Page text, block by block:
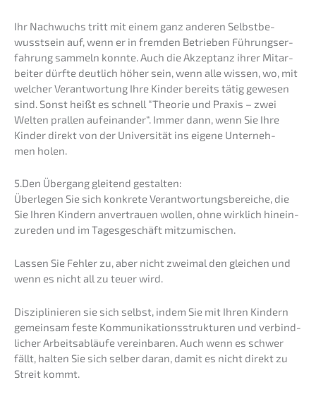
Ihr Nachwuchs tritt mit einem ganz anderen Selbst­be­
wusst­sein auf, wenn er in fremden Betrie­ben Führungs­er­
fah­rung sammeln konnte. Auch die Akzep­tanz ihrer Mitar­
bei­ter dürfte deutlich höher sein, wenn alle wissen, wo, mit
welcher Verant­wor­tung Ihre Kinder bereits tätig gewesen
sind. Sonst heißt es schnell “Theorie und Praxis – zwei
Welten prallen aufein­an­der“. Immer dann, wenn Sie Ihre
Kinder direkt von der Univer­si­tät ins eigene Unter­neh­
men holen.
5.Den Übergang gleitend gestalten:
Überle­gen Sie sich konkre­te Verant­wor­tungs­be­rei­che, die
Sie Ihren Kindern anver­trau­en wollen, ohne wirklich hinein­
zu­re­den und im Tages­ge­schäft mitzumischen.
Lassen Sie Fehler zu, aber nicht zweimal den gleichen und
wenn es nicht all zu teuer wird.
Diszi­pli­nie­ren sie sich selbst, indem Sie mit Ihren Kindern
gemein­sam feste Kommu­ni­ka­ti­ons­struk­tu­ren und verbind­
li­cher Arbeits­ab­läu­fe verein­ba­ren. Auch wenn es schwer
fällt, halten Sie sich selber daran, damit es nicht direkt zu
Streit kommt.